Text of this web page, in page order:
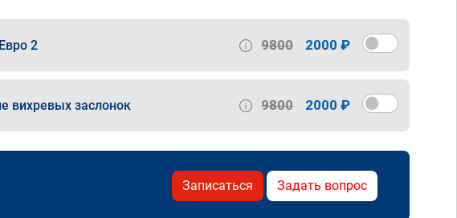
2 9800 2000 ₽
вихревых заслонок 9800 2000 ₽
Записаться Задать вопрос